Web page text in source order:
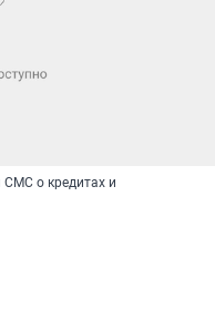
СМС о кредитах и